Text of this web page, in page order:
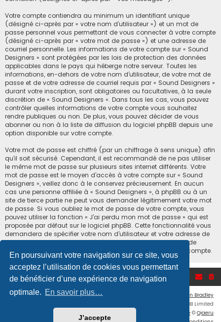
En poursuivant votre navigation sur ce site, vous
acceptez l’utilisation de cookies vous permettant
de bénéficier d’une expérience de navigation
optimale. En savoir plus…
J’accepte
Votre compte contiendra au minimum un identifiant unique
(désigné ci-après par « votre nom d’utilisateur ») et un mot de
passe personnel vous permettant de vous connecter à votre compte
(désigné ci-après par « votre mot de passe ») et une adresse de
courriel personnelle. Les informations de votre compte sur « Sound
Designers » sont protégées par les lois de protection des données
applicables dans le pays qui héberge notre serveur. Toutes les
informations, en-dehors de votre nom d’utilisateur, de votre mot de
passe et de votre adresse de courriel requis par « Sound Designers »
durant votre inscription, sont obligatoires ou facultatives, à la seule
discrétion de « Sound Designers ». Dans tous les cas, vous pouvez
contrôler quelles informations de votre compte vous souhaitez
rendre publiques ou non. De plus, vous pouvez décider de vous
abonner ou non à la liste de diffusion du logiciel phpBB depuis une
option disponible sur votre compte.
Votre mot de passe est chiffré (par un chiffrage à sens unique) afin
qu’il soit sécurisé. Cependant, il est recommandé de ne pas utiliser
le même mot de passe sur plusieurs sites internet différents. Votre
mot de passe est le moyen d’accès à votre compte sur « Sound
Designers », veillez donc à le conservez précieusement. En aucun
cas une personne affiliée à « Sound Designers », à phpBB ou à un
site de tierce partie ne peut vous demander légitimement votre mot
de passe. Si vous oubliez le mot de passe de votre compte, vous
pouvez utiliser la fonction « J’ai perdu mon mot de passe » qui est
proposée par défaut sur le logiciel phpBB. Cette fonctionnalité vous
demandera de spécifier votre nom d’utilisateur et votre adresse de
courriel et le logiciel phpBB générera alors un nouveau mot de
passe afin que vous puissiez reprendre le contrôle de votre compte.
Accueil du forum
Ian Bradley
® Forum Software © phpBB Limited
Traduction française officielle © Qiaeru